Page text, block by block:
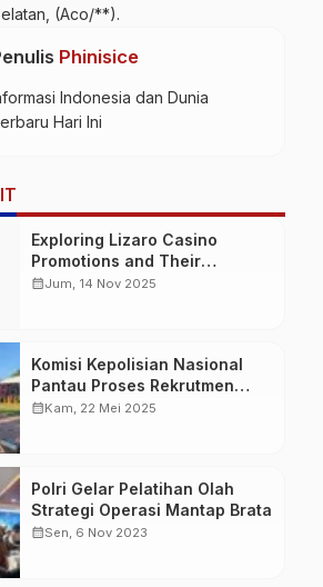
(Aco/**).
Phinisice
Indonesia dan Dunia
Hari Ini
Exploring Lizaro Casino
Promotions and Their
Wagering Requirements in
calendar_monthJum, 14 Nov 2025
Komisi Kepolisian Nasional
Pantau Proses Rekrutmen
Polri di Polda Sulsel
calendar_monthKam, 22 Mei 2025
Polri Gelar Pelatihan Olah
Strategi Operasi Mantap Brata
calendar_monthSen, 6 Nov 2023